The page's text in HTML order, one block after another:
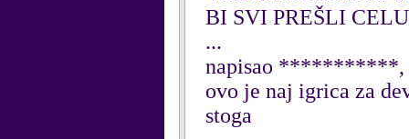
BI SVI PREŠLI
...
napisao ***********,
ovo je naj igrica za
stoga